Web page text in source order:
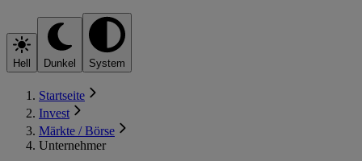
Hell Dunkel System
Startseite
Invest
Märkte / Börse
Unternehmer